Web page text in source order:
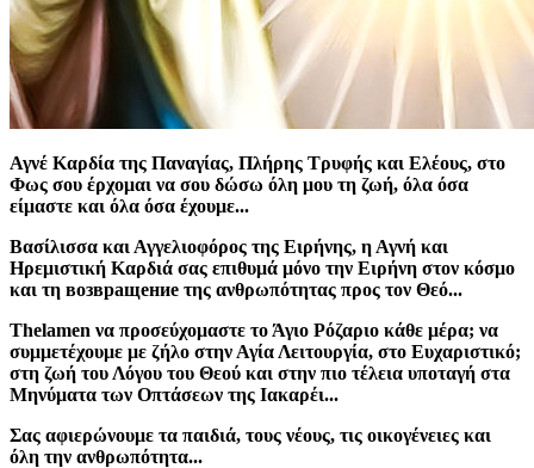
Αγνέ Καρδία της Παναγίας, Πλήρης Τρυφής και Ελέους, στο
Φως σου έρχομαι να σου δώσω όλη μου τη ζωή, όλα όσα
είμαστε και όλα όσα έχουμε...
Βασίλισσα και Αγγελιοφόρος της Ειρήνης, η Αγνή και
Ηρεμιστική Καρδιά σας επιθυμά μόνο την Ειρήνη στον κόσμο
και τη возвращение της ανθρωπότητας προς τον Θεό...
Thelamen να προσεύχομαστε το Άγιο Ρόζαριο κάθε μέρα; να
συμμετέχουμε με ζήλο στην Αγία Λειτουργία, στο Ευχαριστικό;
στη ζωή του Λόγου του Θεού και στην πιο τέλεια υποταγή στα
Μηνύματα των Οπτάσεων της Ιακαρέι...
Σας αφιερώνουμε τα παιδιά, τους νέους, τις οικογένειες και
όλη την ανθρωπότητα...